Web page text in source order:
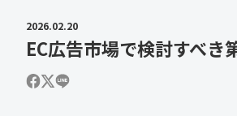
2026.02.20
EC広告市場で検討すべき